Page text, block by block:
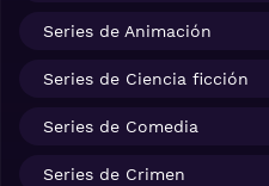
Series de Animación
Series de Ciencia ficción
Series de Comedia
Series de Crimen